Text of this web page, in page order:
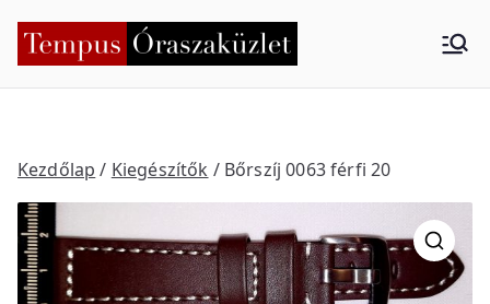
Tempus
küzlet
Kezdőlap / Kiegészítők / Bőrszíj 0063 férfi 20